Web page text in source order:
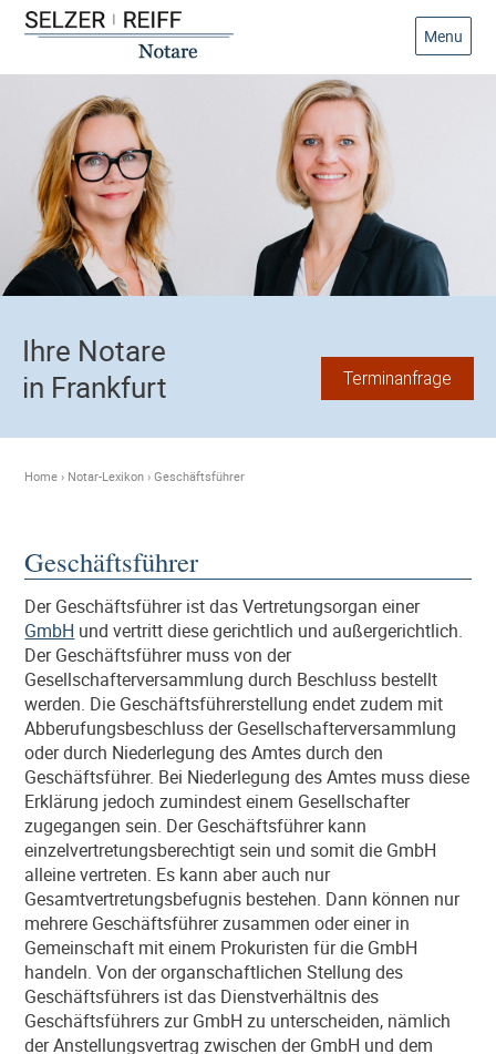
Menu
Ihre Notare
in Frankfurt
Terminanfrage
Home › Notar-Lexikon ›Geschäftsführer
Geschäftsführer
Der Geschäftsführer ist das Vertretungsorgan einer
GmbH und vertritt diese gerichtlich und außergerichtlich.
Der Geschäftsführer muss von der
Gesellschafterversammlung durch Beschluss bestellt
werden. Die Geschäftsführerstellung endet zudem mit
Abberufungsbeschluss der Gesellschafterversammlung
oder durch Niederlegung des Amtes durch den
Geschäftsführer. Bei Niederlegung des Amtes muss diese
Erklärung jedoch zumindest einem Gesellschafter
zugegangen sein. Der Geschäftsführer kann
einzelvertretungsberechtigt sein und somit die GmbH
alleine vertreten. Es kann aber auch nur
Gesamtvertretungsbefugnis bestehen. Dann können nur
mehrere Geschäftsführer zusammen oder einer in
Gemeinschaft mit einem Prokuristen für die GmbH
handeln. Von der organschaftlichen Stellung des
Geschäftsführers ist das Dienstverhältnis des
Geschäftsführers zur GmbH zu unterscheiden, nämlich
der Anstellungsvertrag zwischen der GmbH und dem